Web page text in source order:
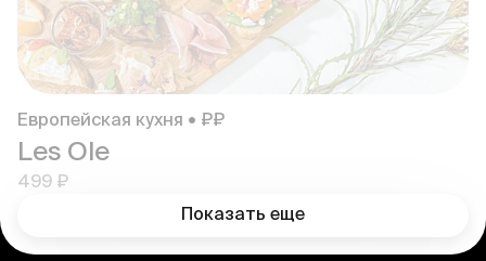
Европейская кухня • ₽₽
Les Ole
499 ₽
Показать еще